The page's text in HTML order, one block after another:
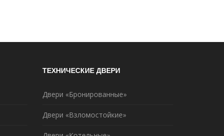
ТЕХНИЧЕСКИЕ ДВЕРИ
Двери «Бронированные»
Двери «Взломостойкие»